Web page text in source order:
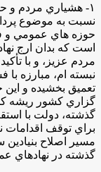
۱- هشياري مردم و
نسبت به موضوع
حوزه هاي عمومي و
است كه بدان ارج
مردم عزيز، و با
نبسته ام، مبارزه
تعميق بخشيده و
گزاري كشور ريشه
گذشته، دولت با
براي توقف اقدامات
مسير اصلاح
گذشته در نهادهاي